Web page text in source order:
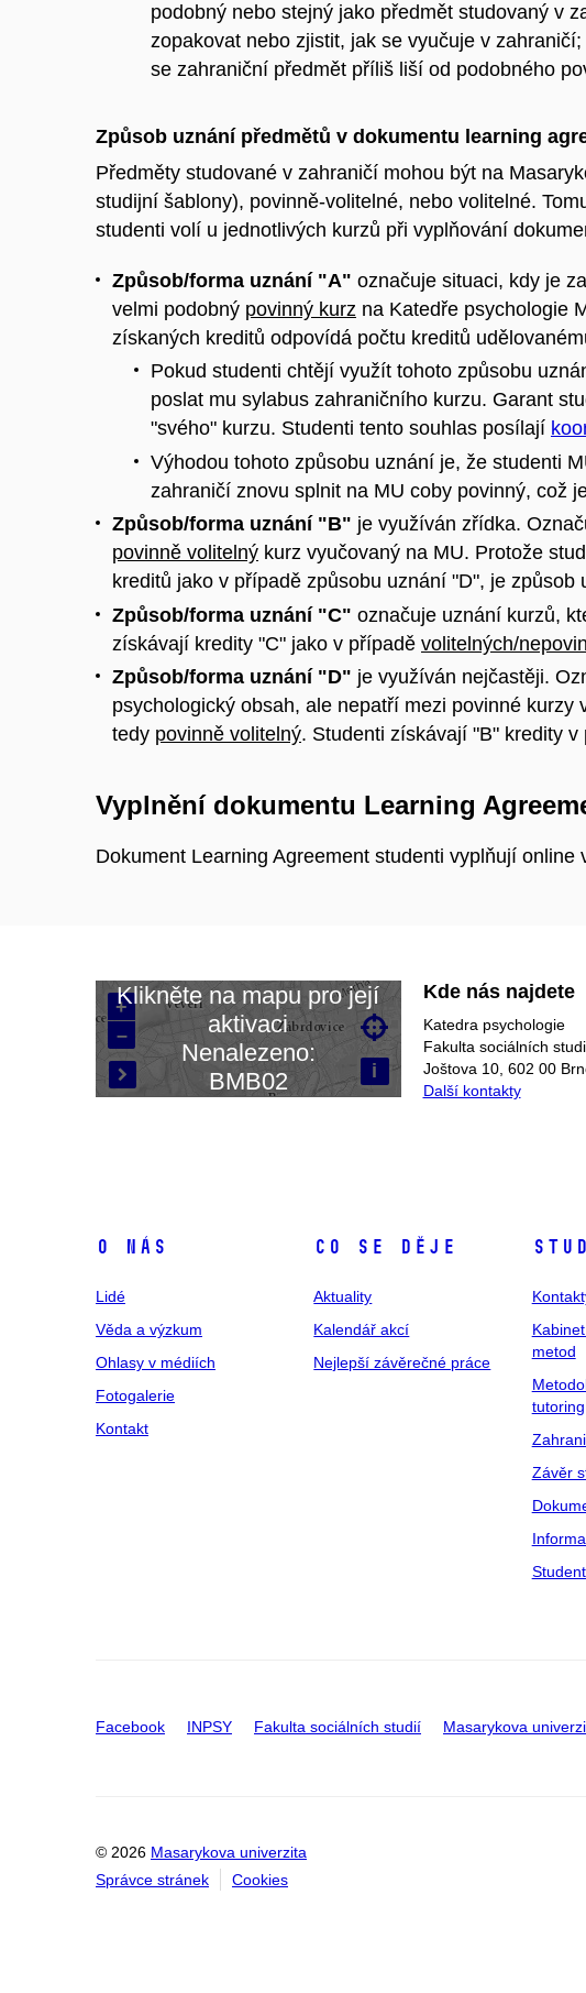
podobný nebo stejný jako předmět studovaný v
zopakovat nebo zjistit, jak se vyučuje v
se zahraniční předmět příliš liší od podobného
Způsob uznání předmětů v dokumentu learning
Předměty studované v zahraničí mohou být na
studijní šablony), povinně-volitelné, nebo volitelné.
studenti volí u jednotlivých kurzů při vyplňování
Způsob/forma uznání "A" označuje situaci, kdy je
velmi podobný povinný kurz na Katedře psychologie
získaných kreditů odpovídá počtu kreditů
Pokud studenti chtějí využít tohoto způsobu
poslat mu sylabus zahraničního kurzu. Garant
"svého" kurzu. Studenti tento souhlas posílají
Výhodou tohoto způsobu uznání je, že studenti
zahraničí znovu splnit na MU coby povinný, což
Způsob/forma uznání "B" je využíván zřídka.
povinně volitelný kurz vyučovaný na MU. Protože
kreditů jako v případě způsobu uznání "D", je
Způsob/forma uznání "C" označuje uznání kurzů,
získávají kredity "C" jako v případě volitelných/
Způsob/forma uznání "D" je využíván nejčastěji.
psychologický obsah, ale nepatří mezi povinné
tedy povinně volitelný. Studenti získávají "B" kredity
Vyplnění dokumentu Learning
Dokument Learning Agreement studenti vyplňují online
Načítám mapu…
+
–
i


Klikněte na mapu pro její
aktivaci
Nenalezeno:
BMB02
Kde nás najdete
Katedra psychologie
Fakulta sociálních
Joštova 10, 602 00
Další kontakty
O nás
Lidé
Věda a výzkum
Ohlasy v médiích
Fotogalerie
Kontakt
Co se děje
Aktuality
Kalendář akcí
Nejlepší závěrečné práce
metod
tutoring
Závěr
Facebook INPSY Fakulta sociálních studií Masarykova
© 2026 Masarykova univerzita
Správce stránek
Cookies